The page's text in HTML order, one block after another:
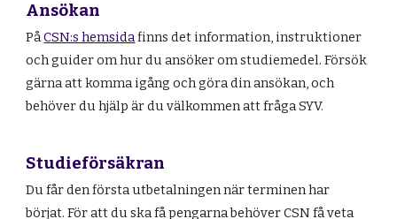
Ansökan
PåCSN:s hemsidafinns det information, instruktioner
och guider om hur du ansöker om studiemedel. Försök
gärna att komma igång och göra din ansökan, och
behöver du hjälpär du välkommen att fråga SYV.
Studieförsäkran
Du får den första utbetalningen när terminen har
börjat. För att du ska få pengarna behöver CSN få veta